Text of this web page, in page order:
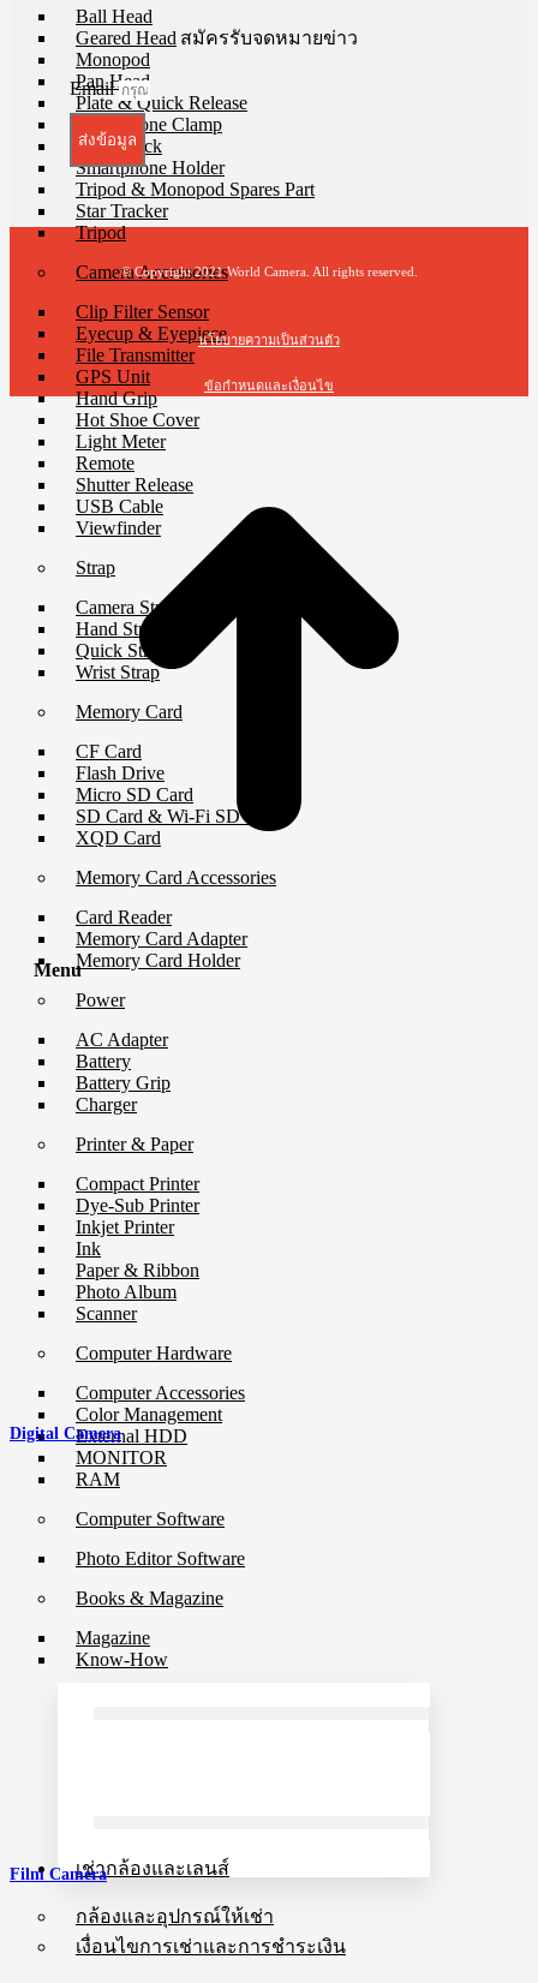
Ball Head
Geared Head
Monopod
Pan Head
Plate & Quick Release
Smartphone Clamp
Selfie Stick
Smartphone Holder
Tripod & Monopod Spares Part
Star Tracker
Tripod
Camera Accessories
Clip Filter Sensor
Eyecup & Eyepiece
File Transmitter
GPS Unit
Hand Grip
Hot Shoe Cover
Light Meter
Remote
Shutter Release
USB Cable
Viewfinder
Strap
Camera Strap
Hand Strap
Quick Strap
Wrist Strap
Memory Card
CF Card
Flash Drive
Micro SD Card
SD Card & Wi-Fi SD Card
XQD Card
Memory Card Accessories
Card Reader
Memory Card Adapter
Memory Card Holder
Power
AC Adapter
Battery
Battery Grip
Charger
Printer & Paper
Compact Printer
Dye-Sub Printer
Inkjet Printer
Ink
Paper & Ribbon
Photo Album
Scanner
Computer Hardware
Computer Accessories
Color Management
External HDD
MONITOR
RAM
Computer Software
Photo Editor Software
Books & Magazine
Magazine
Know-How
เช่ากล้องและเลนส์
กล้องและอุปกรณ์ให้เช่า
เงื่อนไขการเช่าและการชำระเงิน
สมัครรับจดหมายข่าว
Email
ส่งข้อมูล
© Copyright 2021 World Camera. All rights reserved.
นโยบายความเป็นส่วนตัว
ข้อกำหนดและเงื่อนไข
Menu
Digital Camera
Film Camera